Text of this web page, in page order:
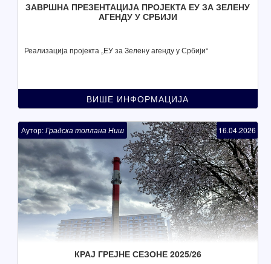
ЗАВРШНА ПРЕЗЕНТАЦИЈА ПРОЈЕКТА ЕУ ЗА ЗЕЛЕНУ
АГЕНДУ У СРБИЈИ
Реализација пројекта „ЕУ за Зелену агенду у Србији“
ВИШЕ ИНФОРМАЦИЈА
Аутор:Градска топлана Ниш 16.04.2026
КРАЈ ГРЕЈНЕ СЕЗОНЕ 2025/26